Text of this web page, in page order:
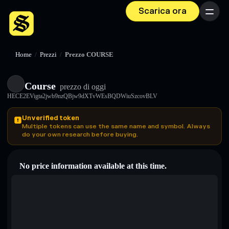
Scarica ora Menu
Home / Prezzi / Prezzo COURSE
Course prezzo di oggi
HECE2EVigta2jwb9nzQBjw9dXTvWEsBQDWiuSzcovBLV
Unverified token
Multiple tokens can use the same name and symbol. Always
do your own research before buying.
No price information available at this time.